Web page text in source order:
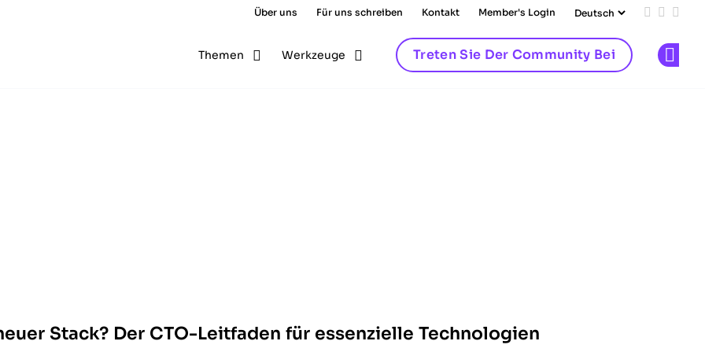
Über uns Für uns schreiben Kontakt Member's Login Add us
Follow
Themen Werkzeuge Treten Sie Der Community Bei
Stack? Der CTO-Leitfaden für essenzielle Technologien